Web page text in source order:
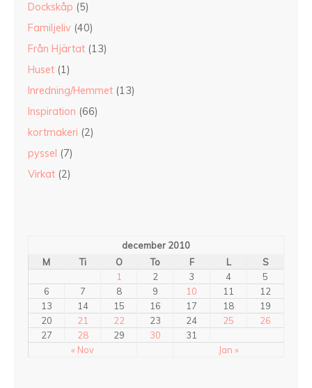
Dockskåp (5)
Familjeliv (40)
Från Hjärtat (13)
Huset (1)
Inredning/Hemmet (13)
Inspiration (66)
kortmakeri (2)
pyssel (7)
Virkat (2)
december 2010
M
Ti O To F L S
« Nov Jan »
1 2 3 4
5
6
7 8 9 10 11
12
13
14 15 16 17 18
19
20
21 22 23 24 25
26
27
28 29 30 31